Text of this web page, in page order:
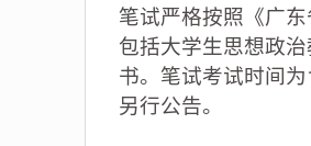
笔试严格按照《广
包括大学生思想政
书。笔试考试时间
另行公告。